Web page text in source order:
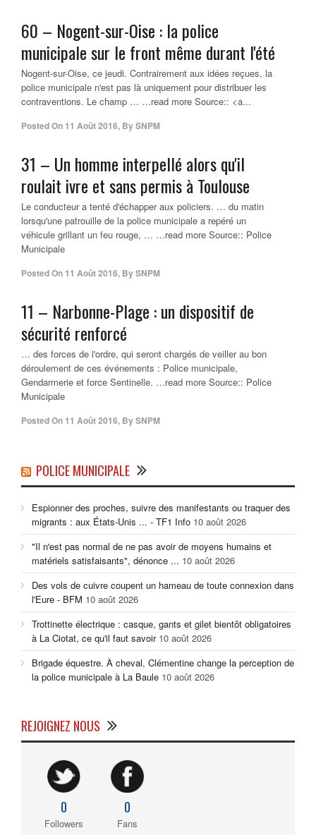
60 – Nogent-sur-Oise : la police
municipalesur le front même durant l'été
Nogent-sur-Oise, ce jeudi. Contrairement aux idées reçues, la
police municipale n'est pas là uniquement pour distribuer les
contraventions. Le champ … …read more Source:: <a...
Posted On 11 Août 2016, BySNPM
31 – Un homme interpellé alors qu'il
roulait ivre et sans permis à Toulouse
Le conducteur a tenté d'échapper aux policiers. … du matin
lorsqu'une patrouille de la police municipale a repéré un
véhicule grillant un feu rouge, … …read more Source:: Police
Municipale
Posted On 11 Août 2016, BySNPM
11 – Narbonne-Plage : un dispositif de
sécurité renforcé
… des forces de l'ordre, qui seront chargés de veiller au bon
déroulement de ces événements : Police municipale,
Gendarmerie et force Sentinelle. …read more Source:: Police
Municipale
Posted On 11 Août 2016, BySNPM
POLICE MUNICIPALE
Espionner des proches, suivre des manifestants ou traquer des
migrants : aux États-Unis ... - TF1 Info 10 août 2026
"Il n'est pas normal de ne pas avoir de moyens humains et
matériels satisfaisants", dénonce ... 10 août 2026
Des vols de cuivre coupent un hameau de toute connexion dans
l'Eure - BFM 10 août 2026
Trottinette électrique : casque, gants et gilet bientôt obligatoires
à La Ciotat, ce qu'il faut savoir 10 août 2026
Brigade équestre. À cheval, Clémentine change la perception de
la police municipale à La Baule 10 août 2026
REJOIGNEZ NOUS
0
Followers
0
Fans